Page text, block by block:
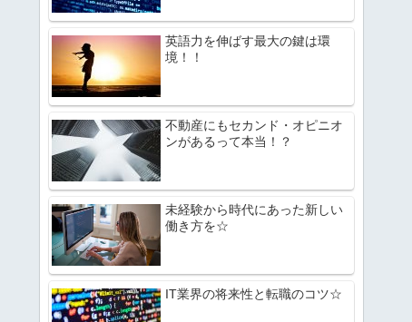
英語力を伸ばす最大の鍵は環
境！！
不動産にもセカンド・オピニオ
ンがあるって本当！？
未経験から時代にあった新しい
働き方を☆
IT業界の将来性と転職のコツ☆